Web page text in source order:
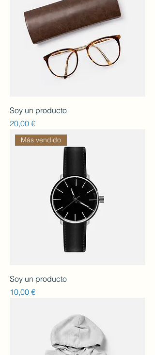
Soy un producto
Preu
20,00 €
Más vendido
Soy un producto
Preu
10,00 €